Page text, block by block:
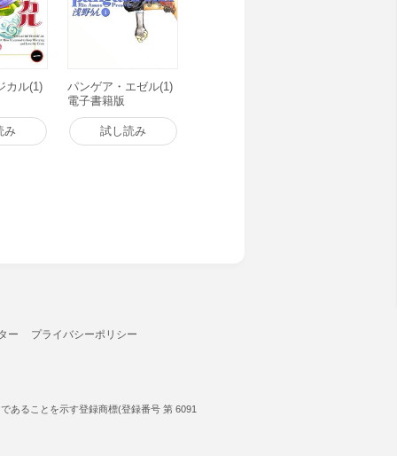
カル(1)
み
パンゲア・エゼル(1)
電子書籍版
試し読み
ー プライバシーポリシー
あることを示す登録商標(登録番号 第 6091